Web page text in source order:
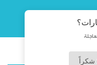
شكراً